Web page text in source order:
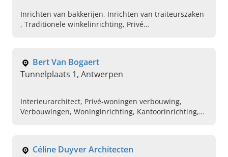
Inrichten van bakkerijen, Inrichten van traiteurszaken
, Traditionele winkelinrichting, Privé
Bert Van Bogaert
Tunnelplaats 1, Antwerpen
Interieurarchitect, Privé-woningen verbouwing,
Verbouwingen, Woninginrichting, Kantoorinrichting,
Céline Duyver Architecten